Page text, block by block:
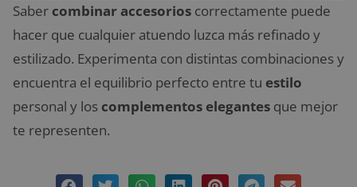
Saber combinar accesorios correctamente puede
hacer que cualquier atuendo luzca más refinado y
estilizado. Experimenta con distintas combinaciones y
encuentra el equilibrio perfecto entre tu estilo
personal y los complementos elegantes que mejor
te representen.